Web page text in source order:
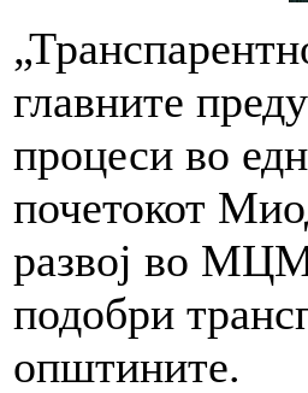
главните
процеси во
почетокот
развој во
подобри
општините.